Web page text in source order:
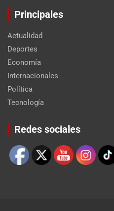
Principales
Actualidad
Deportes
Economía
Internacionales
Política
Tecnología
Redes sociales